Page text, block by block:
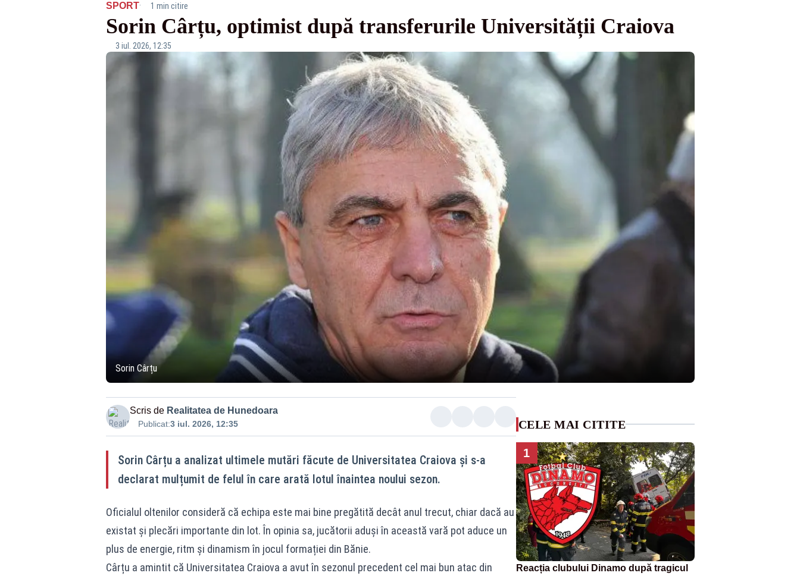
SPORT· 1 min citire
Sorin Cârțu, optimist după transferurile Universității Craiova
3 iul. 2026, 12:35
Sorin Cârțu
Scris de Realitatea de Hunedoara
Publicat:3 iul. 2026, 12:35
Sorin Cârțu a analizat ultimele mutări făcute de Universitatea Craiova și s-a
declarat mulțumit de felul în care arată lotul înaintea noului sezon.
Oficialul oltenilor consideră că echipa este mai bine pregătită decât anul trecut, chiar dacă au
existat și plecări importante din lot. În opinia sa, jucătorii aduși în această vară pot aduce un
plus de energie, ritm și dinamism în jocul formației din Bănie.
Cârțu a amintit că Universitatea Craiova a avut în sezonul precedent cel mai bun atac din
CELE MAI CITITE
1
Reacția clubului Dinamo după tragicul